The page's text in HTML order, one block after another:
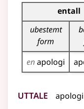
Bøyingstabell
entall
ubestemt
form
enapologi
Uttale